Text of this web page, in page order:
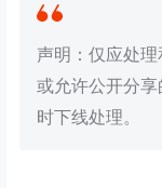
声明：仅应处
或允许公开分
时下线处理。